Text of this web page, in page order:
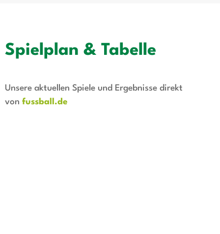
Spielplan & Tabelle
Unsere aktuellen Spiele und Ergebnisse direkt
von fussball.de